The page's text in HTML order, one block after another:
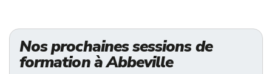
Nos prochaines sessions de
formation à Abbeville